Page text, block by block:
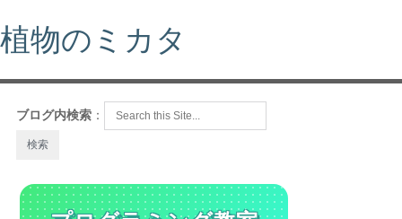
植物のミカタ
ブログ内検索 ：